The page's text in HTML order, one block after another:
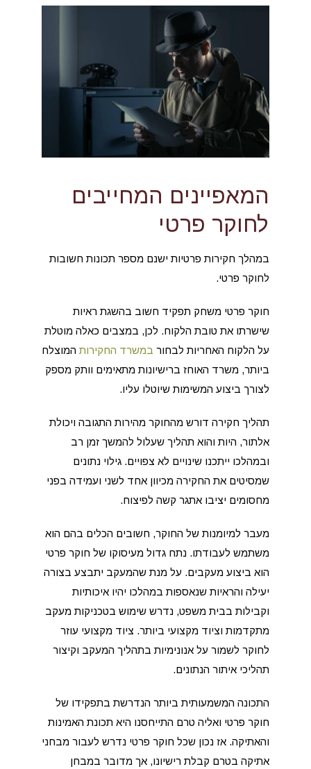
המאפיינים המחייבים
לחוקר פרטי
במהלך חקירות פרטיות ישנם מספר תכונות חשובות
לחוקר פרטי.
חוקר פרטי משחק תפקיד חשוב בהשגת ראיות
שישרתו את טובת הלקוח. לכן, במצבים כאלה מוטלת
על הלקוח האחריות לבחור במשרד החקירות המוצלח
ביותר, משרד האוחז ברישיונות מתאימים וותק מספק
לצורך ביצוע המשימות שיוטלו עליו.
תהליך חקירה דורש מהחוקר מהירות התגובה ויכולת
אלתור, היות והוא תהליך שעלול להמשך זמן רב
ובמהלכו ייתכנו שינויים לא צפויים. גילוי נתונים
שמסיטים את החקירה מכיוון אחד לשני ועמידה בפני
מחסומים יציבו אתגר קשה לפיצוח.
מעבר למיומנות של החוקר, חשובים הכלים בהם הוא
משתמש לעבודתו. נתח גדול מעיסוקו של חוקר פרטי
הוא ביצוע מעקבים. על מנת שהמעקב יתבצע בצורה
יעילה והראיות שנאספות במהלכו יהיו איכותיות
וקבילות בבית משפט, נדרש שימוש בטכניקות מעקב
מתקדמות וציוד מקצועי ביותר. ציוד מקצועי עוזר
לחוקר לשמור על אנונימיות בתהליך המעקב וקיצור
תהליכי איתור הנתונים.
התכונה המשמעותית ביותר הנדרשת בתפקידו של
חוקר פרטי ואליה טרם התייחסנו היא תכונת האמינות
והאתיקה. אז נכון שכל חוקר פרטי נדרש לעבור מבחני
אתיקה בטרם קבלת רישיונו, אך מדובר במבחן